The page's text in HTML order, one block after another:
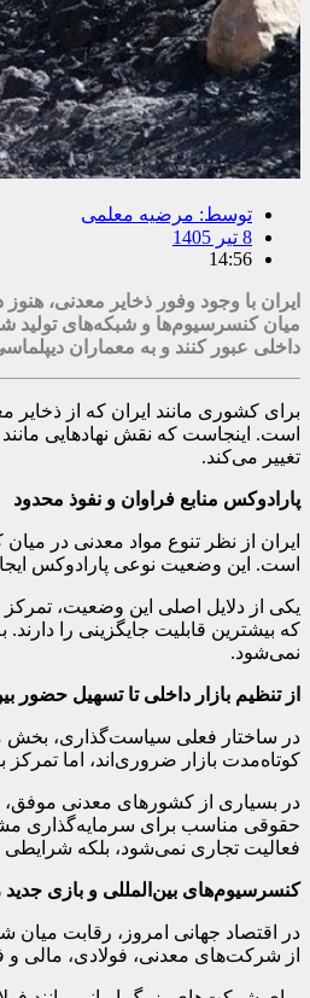
توسط: مرضیه معلمی
8 تیر 1405
14:56
ایران با وجود وفور ذخایر معدنی،
میان کنسرسیوم‌ها و شبکه‌های تولید
داخلی عبور کنند و به معماران
برای کشوری مانند ایران که از
است. اینجاست که نقش نهادهایی
تغییر می‌کند.
پارادوکس منابع فراوان و نفوذ محدود
ایران از نظر تنوع مواد معدنی در
است. این وضعیت نوعی پارادوکس
یکی از دلایل اصلی این وضعیت،
که بیشترین قابلیت جایگزینی را
نمی‌شود.
از تنظیم بازار داخلی تا تسهیل حضور
در ساختار فعلی سیاست‌گذاری، بخش
کوتاه‌مدت بازار ضروری‌اند، اما
در بسیاری از کشورهای معدنی موفق،
حقوقی مناسب برای سرمایه‌گذاری
فعالیت تجاری نمی‌شود، بلکه شرایطی
کنسرسیوم‌های بین‌المللی و بازی جدید
در اقتصاد جهانی امروز، رقابت
از شرکت‌های معدنی، فولادی، مالی و